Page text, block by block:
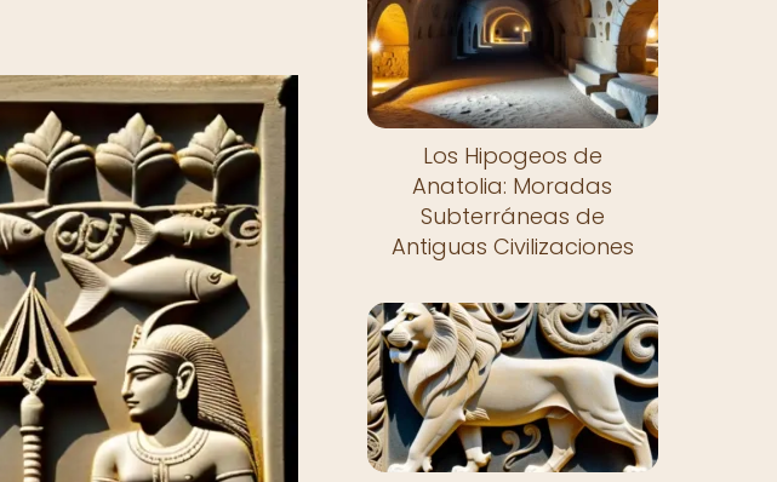
Los Hipogeos de
Anatolia: Moradas
Subterráneas de
Antiguas Civilizaciones